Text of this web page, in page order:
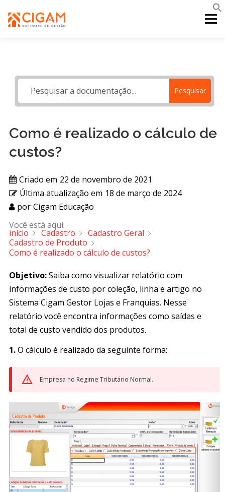
para
Menu
PORTAL WEB MOBILE SUPORTE Pesquisar
Como é realizado o cálculo de
custos?
Criado em 22 de novembro de 2021
Última atualização em 18 de março de 2024
por Cigam Educação
Você está aqui:
início Cadastro
Cadastro Geral
Cadastro de Produto
Como é realizado o cálculo de custos?
Objetivo:Saiba como visualizar relatório com
informações de custo por coleção, linha e artigo no
Sistema Cigam Gestor Lojas e Franquias. Nesse
relatório você encontra informações como saídas e
total de custo vendido dos produtos.
1.O cálculo é realizado da seguinte forma:
Empresa no Regime Tributário Normal.